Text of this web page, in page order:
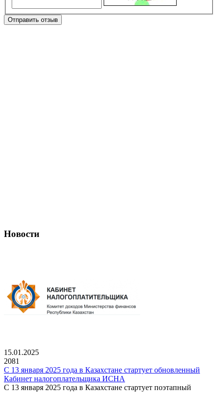
Отправить отзыв
Новости
15.01.2025
2081
С 13 января 2025 года в Казахстане стартует обновленный
Кабинет налогоплательщика ИСНА
С 13 января 2025 года в Казахстане стартует поэтапный